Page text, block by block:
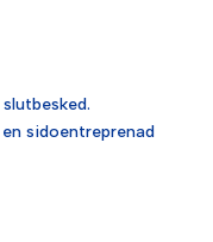
sidoentreprenad